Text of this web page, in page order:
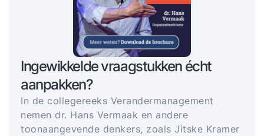
Ingewikkelde vraagstukken écht
aanpakken?
In de collegereeks Verandermanagement
nemen dr. Hans Vermaak en andere
toonaangevende denkers, zoals Jitske Kramer